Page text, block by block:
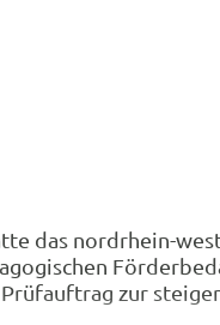
das nordrhein-
zur